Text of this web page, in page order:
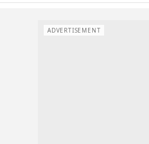
ADVERTISEMENT